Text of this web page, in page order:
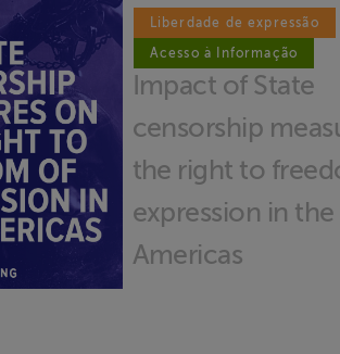
Liberdade de expressão
Acesso à Informação
Impact of State
censorship
the right to
expression in the
Americas